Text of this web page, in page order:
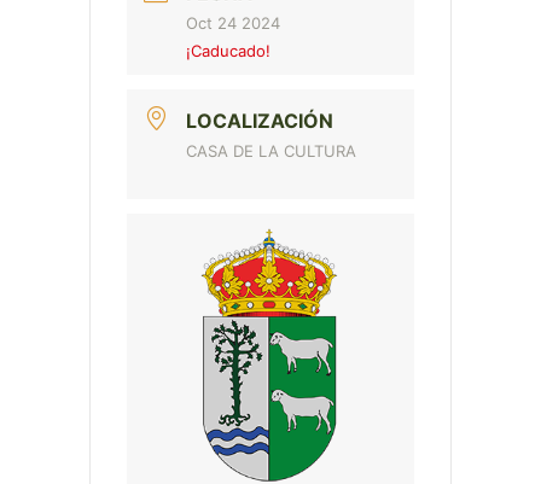
Oct 24 2024
¡Caducado!
LOCALIZACIÓN
CASA DE LA CULTURA